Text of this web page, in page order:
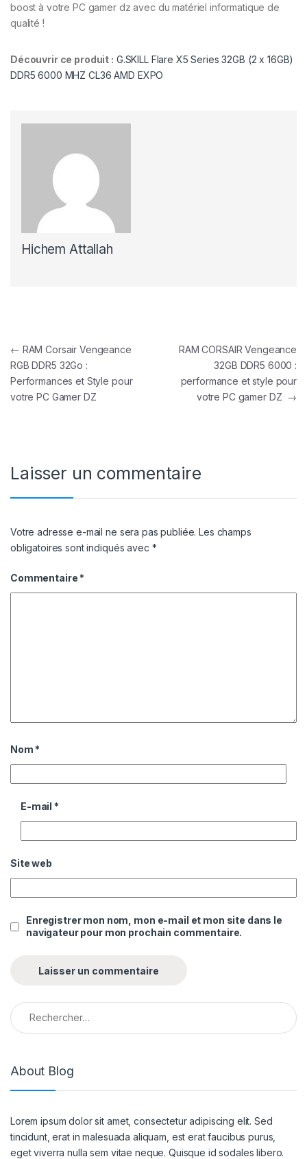
boost à votre PC gamer dz avec du matériel informatique de
qualité !
Découvrir ce produit : G.SKILL Flare X5 Series 32GB (2 x 16GB)
DDR5 6000 MHZ CL36 AMD EXPO
Hichem Attallah
Navigation de l’article
← RAM Corsair Vengeance
RGB DDR5 32Go :
Performances et Style pour
votre PC Gamer DZ
RAM CORSAIR Vengeance
32GB DDR5 6000 :
performance et style pour
votre PC gamer DZ →
Laisser un commentaire
Votre adresse e-mail ne sera pas publiée. Les champs
obligatoires sont indiqués avec *
Commentaire *
Nom *
E-mail *
Site web
Enregistrer mon nom, mon e-mail et mon site dans le
navigateur pour mon prochain commentaire.
Rechercher :
About Blog
Lorem ipsum dolor sit amet, consectetur adipiscing elit. Sed
tincidunt, erat in malesuada aliquam, est erat faucibus purus,
eget viverra nulla sem vitae neque. Quisque id sodales libero.